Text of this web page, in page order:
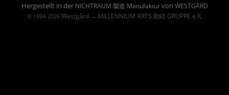
Hergestellt in der NICHTRAUM 製造 Manufakturvon WESTGÅRD
© 1994-2026 Westgård→ MILLENNIUM ARTS 勤続 GRUPPE e.K.